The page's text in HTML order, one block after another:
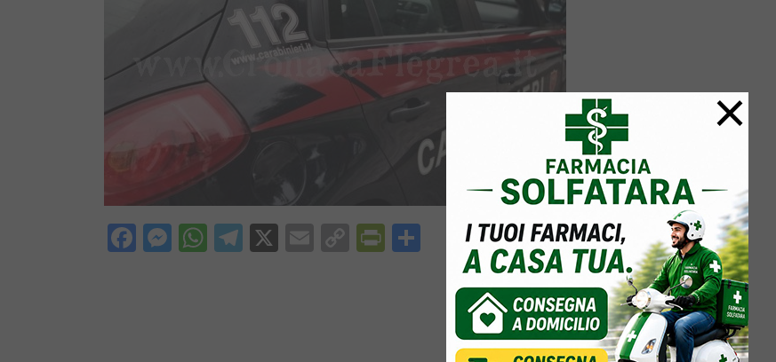
Facebook
Messenger
WhatsApp
Telegram
X EmailCopyPrintFriendly
Condividi
×